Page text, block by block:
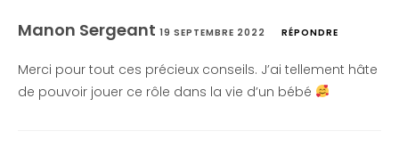
Manon Sergeant 19 SEPTEMBRE 2022 RÉPONDRE
Merci pour tout ces précieux conseils. J’ai tellement hâte
de pouvoir jouer ce rôle dans la vie d’un bébé